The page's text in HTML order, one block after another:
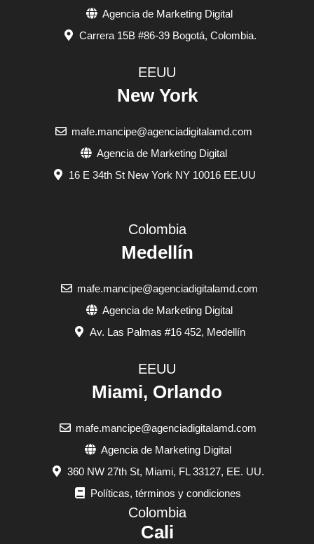
Colombia
Medellín
mafe.mancipe@agenciadigitalamd.com
Agencia de Marketing Digital
Av. Las Palmas #16 452, Medellín
EEUU
Miami, Orlando
mafe.mancipe@agenciadigitalamd.com
Agencia de Marketing Digital
360 NW 27th St, Miami, FL 33127, EE. UU.
Políticas, términos y condiciones
Agencia de Marketing Digital
Carrera 15B #86-39 Bogotá, Colombia.
EEUU
New York
mafe.mancipe@agenciadigitalamd.com
Agencia de Marketing Digital
16 E 34th St New York NY 10016 EE.UU
Colombia
Cali